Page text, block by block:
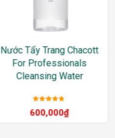
Nước Tẩy Trang Chacott
For Professionals
Cleansing Water
hạng5sao
600,000₫